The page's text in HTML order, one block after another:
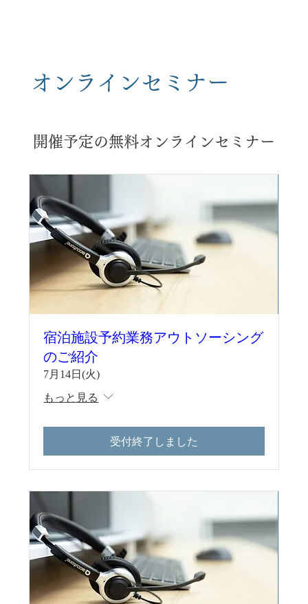
開催予定の無料オンラインセミナー
宿泊施設予約業務アウトソーシング
のご紹介
7月14日(火)
もっと見る
受付終了しました
オンラインセミナー